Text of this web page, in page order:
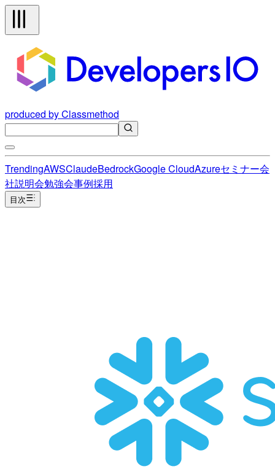
produced by Classmethod
TrendingAWSClaudeBedrockGoogle CloudAzureセミナー会
社説明会勉強会事例採用
目次